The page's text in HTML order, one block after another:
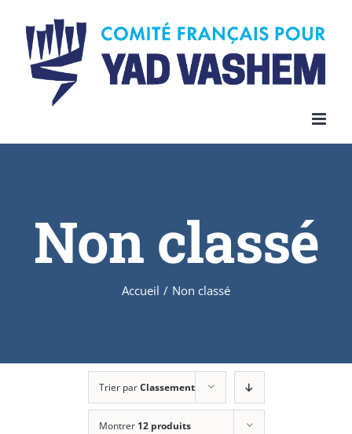
content
Non classé
Accueil / Non classé
Trier parClassement
Montrer 12 produits